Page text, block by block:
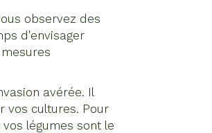
observez des
d'envisager
avérée. Il
vos cultures. Pour
légumes sont le